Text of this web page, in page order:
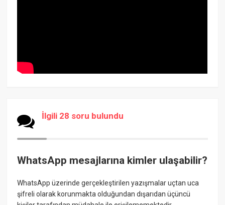
İlgili 28 soru bulundu
WhatsApp mesajlarına kimler ulaşabilir?
WhatsApp üzerinde gerçekleştirilen yazışmalar uçtan uca
şifreli olarak korunmakta olduğundan dışarıdan üçüncü